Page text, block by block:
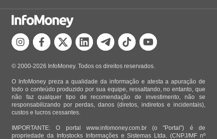
© 2000-2026 InfoMoney. Todos os direitos reservados.
O InfoMoney preza a qualidade da informação e atesta a apuração de
todo o conteúdo produzido por sua equipe, ressaltando, no entanto, que
não faz qualquer tipo de recomendação de investimento, não se
responsabilizando por perdas, danos (diretos, indiretos e incidentais),
custos e lucros cessantes.
IMPORTANTE: O portal www.infomoney.com.br (o "Portal") é de
propriedade da Infostocks Informações e Sistemas Ltda. (CNPJ/MF nº